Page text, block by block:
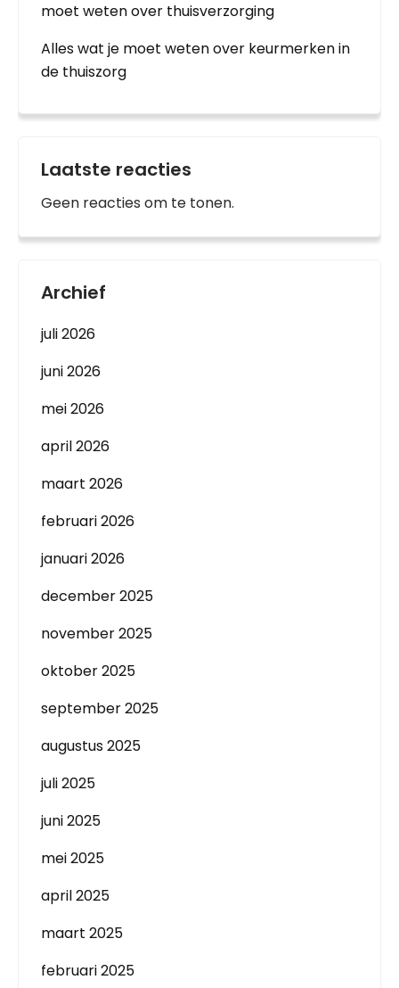
moet weten over thuisverzorging
Alles wat je moet weten over keurmerken in
de thuiszorg
Laatste reacties
Geen reacties om te tonen.
Archief
juli 2026
juni 2026
mei 2026
april 2026
maart 2026
februari 2026
januari 2026
december 2025
november 2025
oktober 2025
september 2025
augustus 2025
juli 2025
juni 2025
mei 2025
april 2025
maart 2025
februari 2025